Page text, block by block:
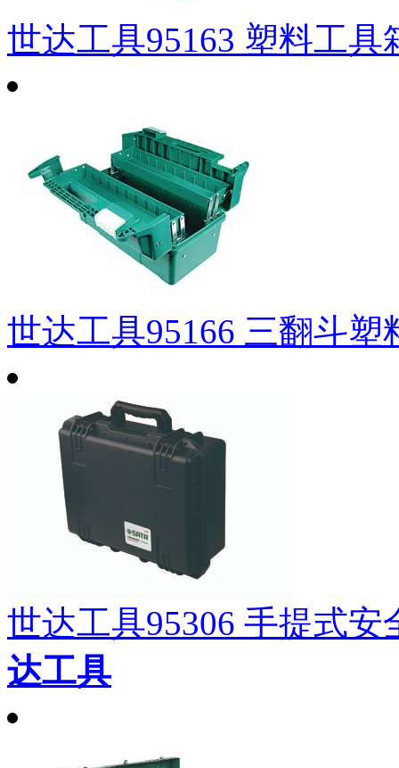
世达工具95163 塑料工具
世达工具95166 三翻斗塑
世达工具95306 手提式
达工具